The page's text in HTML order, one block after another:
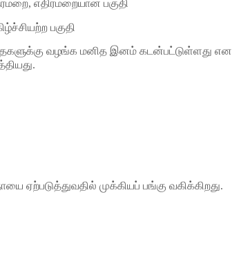
எதிர்மறையான பகுதி
பகுதி
வழங்க மனித இனம் கடன்பட்டுள்ளது என
ஏற்படுத்துவதில் முக்கியப் பங்கு வகிக்கிறது.